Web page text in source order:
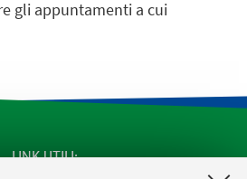
gli appuntamenti a cui
LINK UTILI